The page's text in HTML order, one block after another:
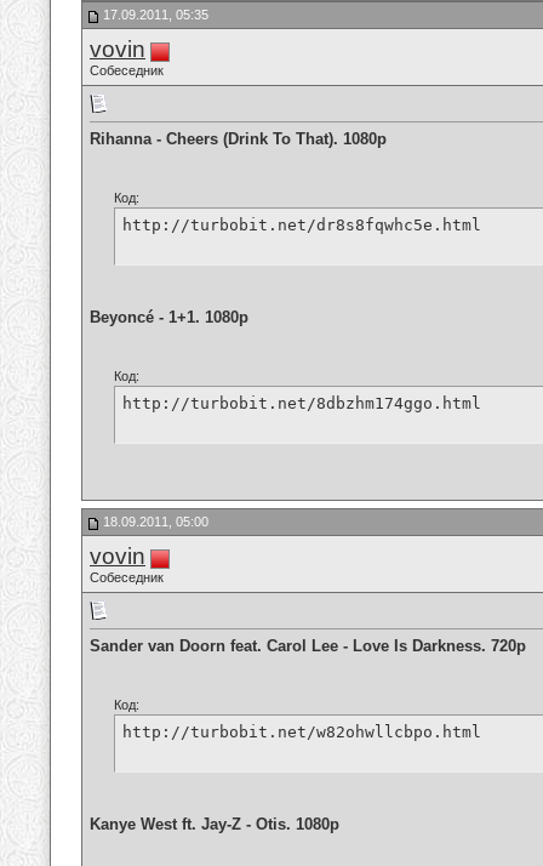
17.09.2011, 05:35
vovin
Собеседник
Rihanna - Cheers (Drink To That). 1080p
Код:
http://turbobit.net/dr8s8fqwhc5e.html
Beyoncé - 1+1. 1080p
Код:
http://turbobit.net/8dbzhm174ggo.html
18.09.2011, 05:00
vovin
Собеседник
Sander van Doorn feat. Carol Lee - Love Is Darkness. 720p
Код:
http://turbobit.net/w82ohwllcbpo.html
Kanye West ft. Jay-Z - Otis. 1080p